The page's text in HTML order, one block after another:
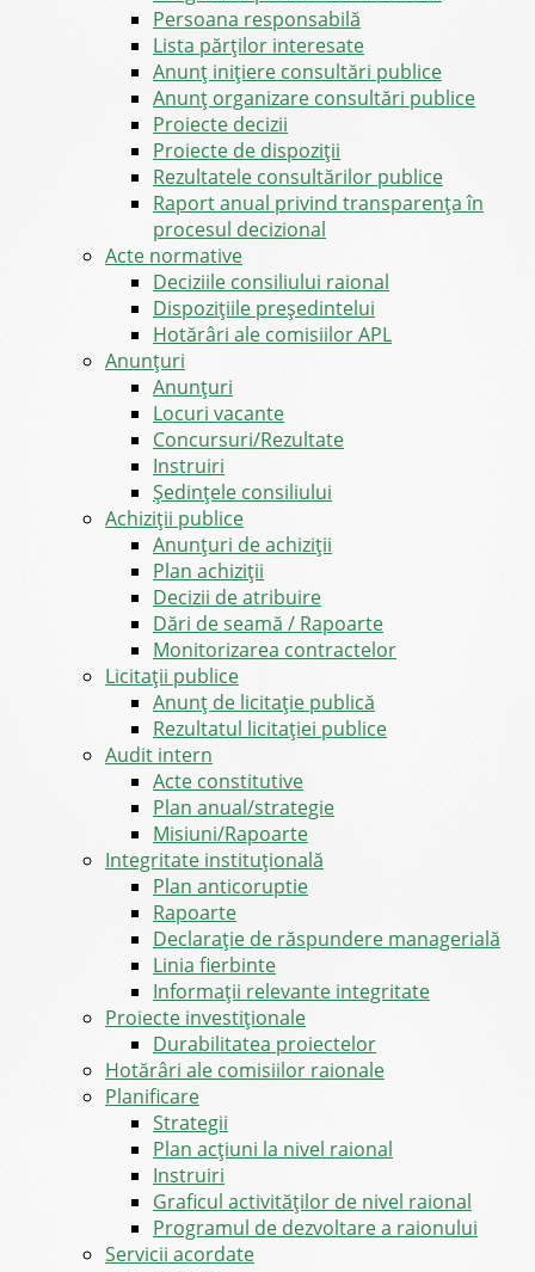
Persoana responsabilă
Lista părților interesate
Anunț inițiere consultări publice
Anunț organizare consultări publice
Proiecte decizii
Proiecte de dispoziții
Rezultatele consultărilor publice
Raport anual privind transparenţa în
procesul decizional
Acte normative
Deciziile consiliului raional
Dispozițiile președintelui
Hotărâri ale comisiilor APL
Anunţuri
Anunţuri
Locuri vacante
Concursuri/Rezultate
Instruiri
Şedinţele consiliului
Achiziții publice
Anunțuri de achiziții
Plan achiziții
Decizii de atribuire
Dări de seamă / Rapoarte
Monitorizarea contractelor
Licitații publice
Anunț de licitație publică
Rezultatul licitației publice
Audit intern
Acte constitutive
Plan anual/strategie
Misiuni/Rapoarte
Integritate instituțională
Plan anticoruptie
Rapoarte
Declarație de răspundere managerială
Linia fierbinte
Informații relevante integritate
Proiecte investiționale
Durabilitatea proiectelor
Hotărâri ale comisiilor raionale
Planificare
Strategii
Plan acțiuni la nivel raional
Instruiri
Graficul activităților de nivel raional
Programul de dezvoltare a raionului
Servicii acordate